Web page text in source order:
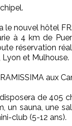
le nouvel hôtel
à 4 km de
réservation
Lyon et Mulhouse.
aux
de 405
un sauna, une
club (5-12 ans).